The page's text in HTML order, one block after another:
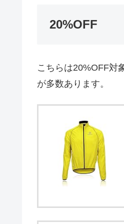
20%OFF
こちらは20%OFF対
が多数あります。